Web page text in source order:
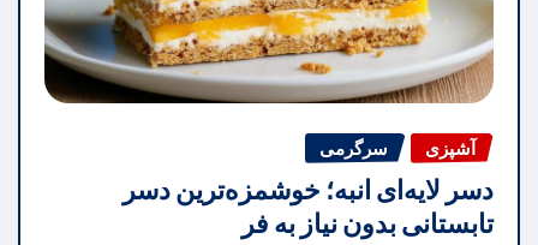
آشپزی سرگرمی
دسر لایه‌ای انبه؛ خوشمزه‌ترین دسر
تابستانی بدون نیاز به فر